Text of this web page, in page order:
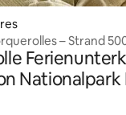
– Strand
Nationalpark